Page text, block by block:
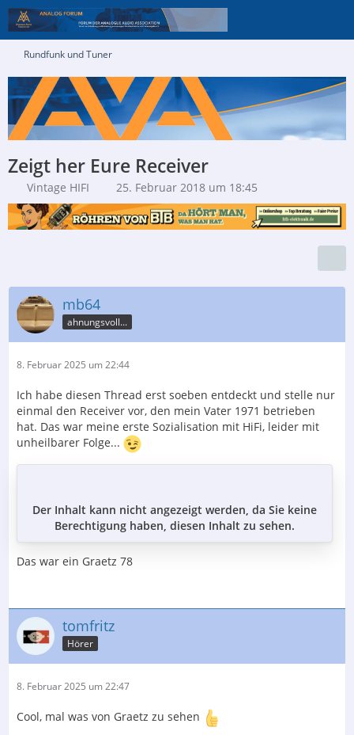
Rundfunk und Tuner
Zeigt her Eure Receiver
Vintage HIFI 25. Februar 2018 um 18:45
mb64
ahnungsvoll...
8. Februar 2025 um 22:44
Ich habe diesen Thread erst soeben entdeckt und stelle nur
einmal den Receiver vor, den mein Vater 1971 betrieben
hat. Das war meine erste Sozialisation mit HiFi, leider mit
unheilbarer Folge...
Der Inhalt kann nicht angezeigt werden, da Sie keine
Berechtigung haben, diesen Inhalt zu sehen.
Das war ein Graetz 78
tomfritz
Hörer
8. Februar 2025 um 22:47
Cool, mal was von Graetz zu sehen